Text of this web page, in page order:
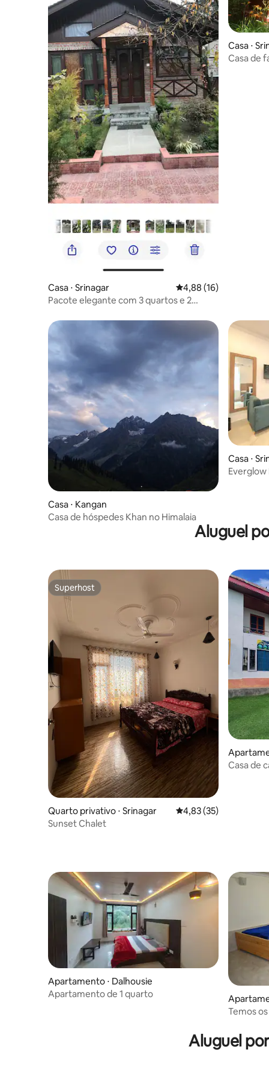
Casa ⋅ Srinagar 4,88 de uma avaliação
4,88 (16)
Pacote elegante com 3 quartos e 2
Casa ⋅
Casa de
Casa ⋅ Kangan
Casa de hóspedes Khan no Himalaia
Casa ⋅
Aluguel
Superhost
Superhost
Quarto privativo ⋅ Srinagar 4,83 de uma avaliação
4,83 (35)
Sunset Chalet
Casa de
Apartamento ⋅ Dalhousie
Apartamento de 1 quarto
Temos
Aluguel